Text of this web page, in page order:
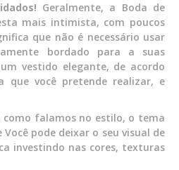
Geralmente, a Boda de
mais intimista, com poucos
que não é necessário usar
bordado para a suas
vestido elegante, de acordo
que você pretende realizar, e
como falamos no estilo, o tema
pode deixar o seu visual de
investindo nas cores, texturas